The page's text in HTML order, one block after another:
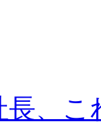
、こ